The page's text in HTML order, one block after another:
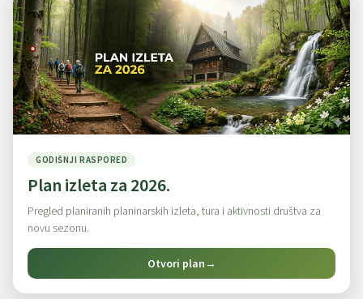
GODIŠNJI RASPORED
Plan izleta za 2026.
Pregled planiranih planinarskih izleta, tura i aktivnosti društva za
novu sezonu.
Otvori plan→